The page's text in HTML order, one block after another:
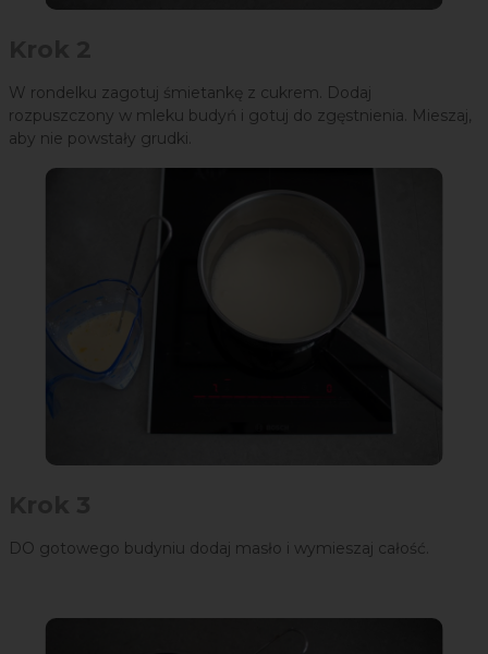
W rondelku zagotuj śmietankę z cukrem. Dodaj
rozpuszczony w mleku budyń i gotuj do zgęstnienia. Mieszaj,
aby nie powstały grudki.
DO gotowego budyniu dodaj masło i wymieszaj całość.